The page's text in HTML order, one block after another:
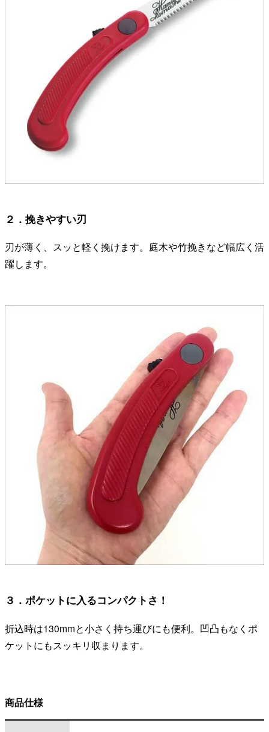
２．挽きやすい刃
刃が薄く、スッと軽く挽けます。庭木や竹挽きなど幅広く活
躍します。
３．ポケットに入るコンパクトさ！
折込時は130mmと小さく持ち運びにも便利。凹凸もなくポ
ケットにもスッキリ収まります。
商品仕様